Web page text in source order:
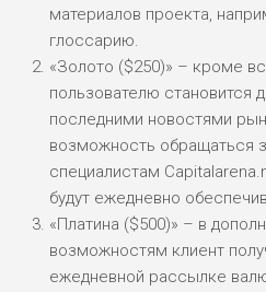
материалов проекта,
глоссарию.
«Золото ($250)» – кроме
пользователю становится
последними новостями
возможность обращаться
специалистам
будут ежедневно
«Платина ($500)» – в
возможностям клиент
ежедневной рассылке